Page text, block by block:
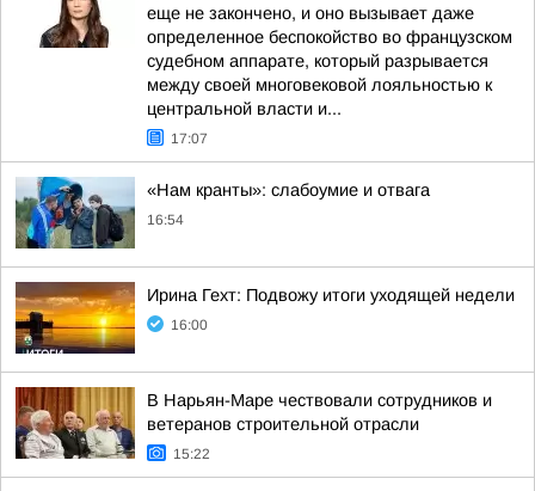
еще не закончено, и оно вызывает даже
определенное беспокойство во французском
судебном аппарате, который разрывается
между своей многовековой лояльностью к
центральной власти и...
17:07
«Нам кранты»: слабоумие и отвага
16:54
Ирина Гехт: Подвожу итоги уходящей недели
16:00
В Нарьян-Маре чествовали сотрудников и
ветеранов строительной отрасли
15:22